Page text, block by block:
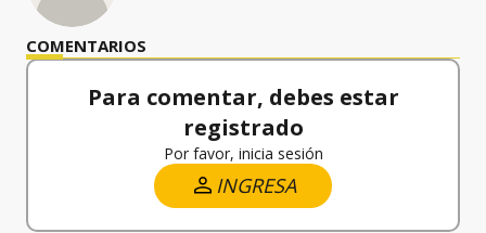
COMENTARIOS
Para comentar, debes estar
registrado
Por favor, inicia sesión
INGRESA